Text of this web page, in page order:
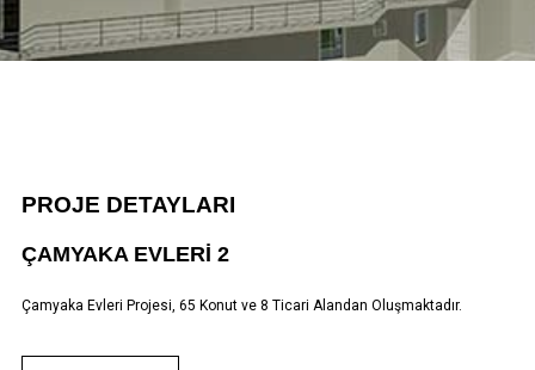
PROJE DETAYLARI
ÇAMYAKA EVLERI 2
Çamyaka Evleri Projesi, 65 Konut ve 8 Ticari Alandan Oluşmaktadır.